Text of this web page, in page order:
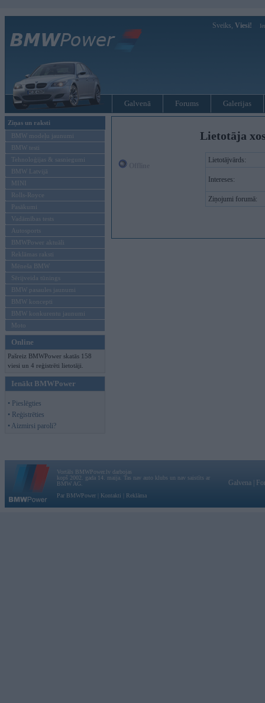
Sveiks, Viesi!
Galvenā Forums Galerijas
Ziņas un raksti
BMW modeļu jaunumi
BMW testi
Tehnoloģijas & sasniegumi
BMW Latvijā
MINI
Rolls-Royce
Pasākumi
Vadāmības tests
Autosports
BMWPower aktuāli
Reklāmas raksti
Mēneša BMW
Sērijveida tūnings
BMW pasaules jaunumi
BMW koncepti
BMW konkurentu jaunumi
Moto
Online
Pašreiz BMWPower skatās 158
viesi un 4 reģistrēti lietotāji.
Ienākt BMWPower
• Pieslēgties
• Reģistrēties
• Aizmirsi paroli?
Lietotāja
Lietotājvārds:
Intereses:
Ziņojumi forumā:
Vortāls BMWPower.lv darbojas
kopš 2002. gada 14. maija. Tas nav auto klubs un nav saistīts ar
BMW AG.
Par BMWPower
Kontakti Reklāma
Galvena